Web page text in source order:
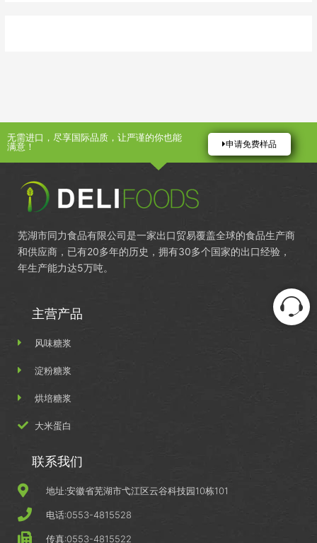
无需进口，尽享国际品质，让严谨的你也能
满意！
申请免费样品
芜湖市同力食品有限公司是一家出口贸易覆盖全球的食品生产商
和供应商，已有20多年的历史，拥有30多个国家的出口经验，
年生产能力达5万吨。
主营产品
风味糖浆
淀粉糖浆
烘培糖浆
大米蛋白
联系我们
地址:安徽省芜湖市弋江区云谷科技园10栋101
电话:0553-4815528
传真:0553-4815522